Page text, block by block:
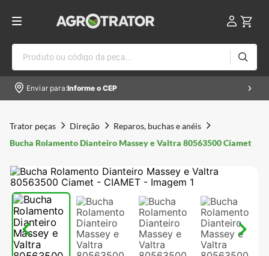
Produto ou código da peça...
Enviar para:Informe o CEP
Trator peças Direção
Reparos, buchas e anéis
Bucha Rolamento Dianteiro Massey e Valtra 80563500 Ciamet